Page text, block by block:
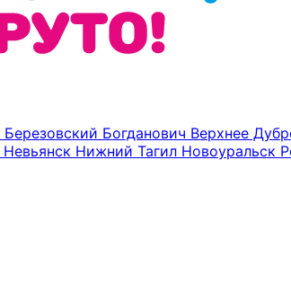
Березовский Богданович Верхнее
Невьянск Нижний Тагил Новоуральск